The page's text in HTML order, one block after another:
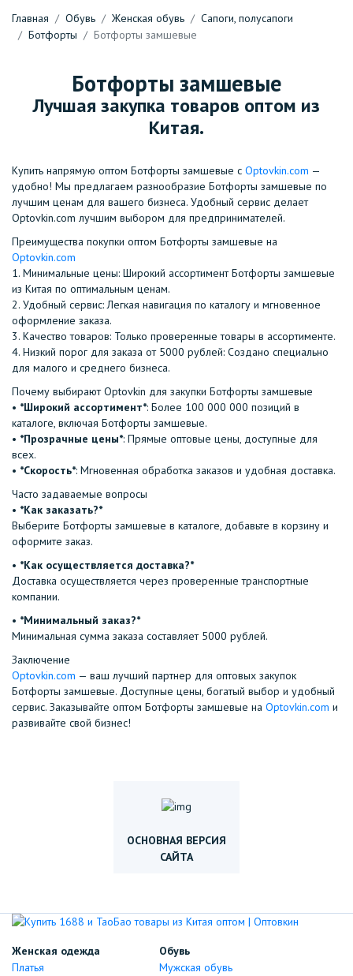
Главная Обувь Женская обувь
Сапоги, полусапоги
Ботфорты
Ботфорты замшевые
Ботфорты замшевые
Лучшая закупка товаров оптом из
Китая.
Купить напрямую оптом Ботфорты замшевые с Optovkin.com —
удобно! Мы предлагаем разнообразие Ботфорты замшевые по
лучшим ценам для вашего бизнеса. Удобный сервис делает
Optovkin.com лучшим выбором для предпринимателей.
Преимущества покупки оптом Ботфорты замшевые на
Optovkin.com
1.⁠ ⁠Минимальные цены: Широкий ассортимент Ботфорты замшевые
из Китая по оптимальным ценам.
2.⁠ ⁠Удобный сервис: Легкая навигация по каталогу и мгновенное
оформление заказа.
3.⁠ ⁠Качество товаров: Только проверенные товары в ассортименте.
4.⁠ ⁠Низкий порог для заказа от 5000 рублей: Создано специально
для малого и среднего бизнеса.
Почему выбирают Optovkin для закупки Ботфорты замшевые
•⁠ ⁠ *Широкий ассортимент*: Более 100 000 000 позиций в
каталоге, включая Ботфорты замшевые.
•⁠ ⁠ *Прозрачные цены*: Прямые оптовые цены, доступные для
всех.
•⁠ ⁠ *Скорость*: Мгновенная обработка заказов и удобная доставка.
Часто задаваемые вопросы
•⁠ ⁠*Как заказать?*
Выберите Ботфорты замшевые в каталоге, добавьте в корзину и
оформите заказ.
•⁠ ⁠ *Как осуществляется доставка?*
Доставка осуществляется через проверенные транспортные
компании.
•⁠ ⁠ *Минимальный заказ?*
Минимальная сумма заказа составляет 5000 рублей.
Заключение
Optovkin.com — ваш лучший партнер для оптовых закупок
Ботфорты замшевые. Доступные цены, богатый выбор и удобный
сервис. Заказывайте оптом Ботфорты замшевые на Optovkin.com и
развивайте свой бизнес!
ОСНОВНАЯ ВЕРСИЯ
САЙТА
Женская одежда
Платья
Обувь
Мужская обувь